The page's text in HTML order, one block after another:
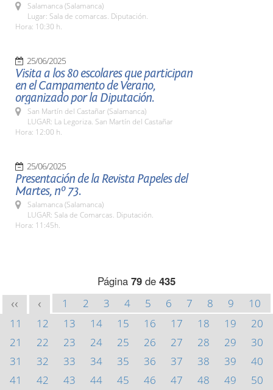
Salamanca (Salamanca)
Lugar: Sala de comarcas. Diputación.
Hora: 10:30 h.
25/06/2025
Visita a los 80 escolares que participan
en el Campamento de Verano,
organizado por la Diputación.
San Martín del Castañar (Salamanca)
LUGAR: La Legoriza. San Martín del Castañar
Hora: 12:00 h.
25/06/2025
Presentación de la Revista Papeles del
Martes, nº 73.
Salamanca (Salamanca)
LUGAR: Sala de Comarcas. Diputación.
Hora: 11:45h.
Página 79 de 435
<< < 1 2 3 4 5 6 7 8 9
10
11
12 13 14 15 16 17 18 19
20
21
22 23 24 25 26 27 28 29
30
31
32 33 34 35 36 37 38 39
40
41
42 43 44 45 46 47 48 49
50